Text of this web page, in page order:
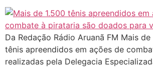
Da Redação Rádio Aruanã FM Mais
tênis apreendidos em ações de
realizadas pela Delegacia